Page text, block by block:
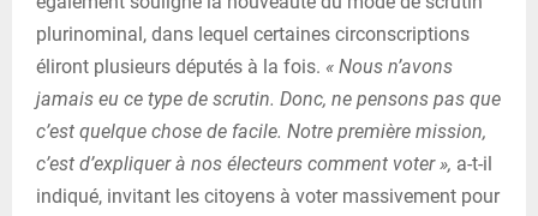
plurinominal, dans lequel certaines circonscriptions
éliront plusieurs députés à la fois. « Nous n’avons
jamais eu ce type de scrutin. Donc, ne pensons pas que
c’est quelque chose de facile. Notre première mission,
c’est d’expliquer à nos électeurs comment voter », a-t-il
indiqué, invitant les citoyens à voter massivement pour